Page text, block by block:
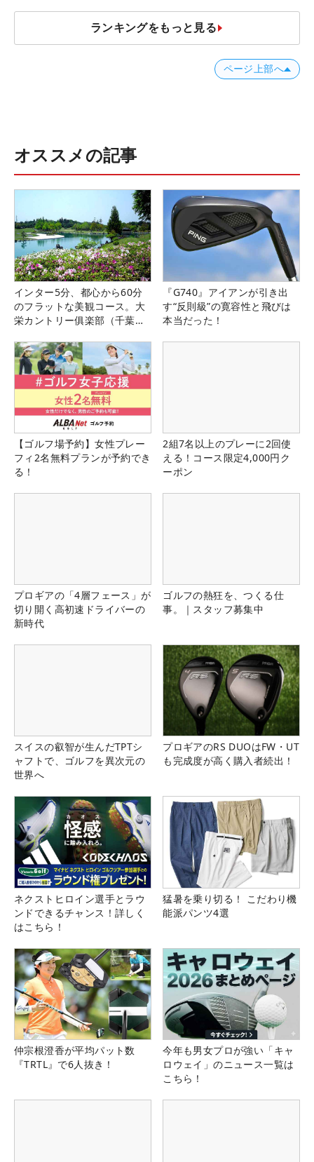
ランキングをもっと見る
ページ上部へ
オススメの記事
インター5分、都心から60分
のフラットな美観コース。大
栄カントリー俱楽部（千葉
『G740』アイアンが引き出
す“反則級”の寛容性と飛びは
本当だった！
【ゴルフ場予約】女性プレー
フィ2名無料プランが予約でき
る！
2組7名以上のプレーに2回使
える！コース限定4,000円ク
ーポン
プロギアの「4層フェース」が
切り開く高初速ドライバーの
新時代
ゴルフの熱狂を、つくる仕
事。｜スタッフ募集中
スイスの叡智が生んだTPTシ
ャフトで、ゴルフを異次元の
世界へ
プロギアのRS DUOはFW・UT
も完成度が高く購入者続出！
ネクストヒロイン選手とラウ
ンドできるチャンス！詳しく
はこちら！
猛暑を乗り切る！ こだわり機
能派パンツ4選
仲宗根澄香が平均パット数
『TRTL』で6人抜き！
今年も男女プロが強い「キャ
ロウェイ」のニュース一覧は
こちら！